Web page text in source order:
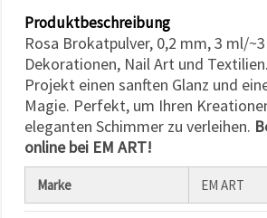
Produktbeschreibung
Rosa Brokatpulver, 0,2 mm, 3 ml/
Dekorationen, Nail Art und
Projekt einen sanften Glanz und
Magie. Perfekt, um Ihren
eleganten Schimmer zu verleihen.
online bei EM ART!
Marke EM ART